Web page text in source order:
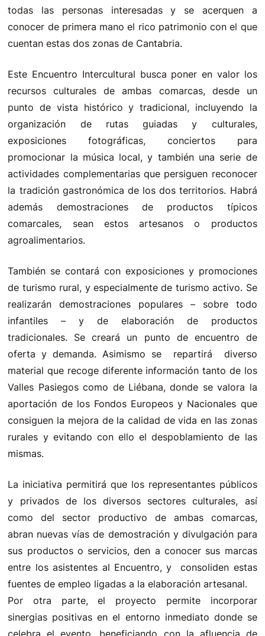
todas las personas interesadas y se acerquen a
conocer de primera mano el rico patrimonio con el que
cuentan estas dos zonas de Cantabria.
Este Encuentro Intercultural busca poner en valor los
recursos culturales de ambas comarcas, desde un
punto de vista histórico y tradicional, incluyendo la
organización de rutas guiadas y culturales,
exposiciones fotográficas, conciertos para
promocionar la música local, y también una serie de
actividades complementarias que persiguen reconocer
la tradición gastronómica de los dos territorios. Habrá
además demostraciones de productos típicos
comarcales, sean estos artesanos o productos
agroalimentarios.
También se contará con exposiciones y promociones
de turismo rural, y especialmente de turismo activo. Se
realizarán demostraciones populares – sobre todo
infantiles – y de elaboración de productos
tradicionales. Se creará un punto de encuentro de
oferta y demanda. Asimismo se repartirá diverso
material que recoge diferente información tanto de los
Valles Pasiegos como de Liébana, donde se valora la
aportación de los Fondos Europeos y Nacionales que
consiguen la mejora de la calidad de vida en las zonas
rurales y evitando con ello el despoblamiento de las
mismas.
La iniciativa permitirá que los representantes públicos
y privados de los diversos sectores culturales, así
como del sector productivo de ambas comarcas,
abran nuevas vías de demostración y divulgación para
sus productos o servicios, den a conocer sus marcas
entre los asistentes al Encuentro, y consoliden estas
fuentes de empleo ligadas a la elaboración artesanal.
Por otra parte, el proyecto permite incorporar
sinergias positivas en el entorno inmediato donde se
celebra el evento, beneficiando con la afluencia de